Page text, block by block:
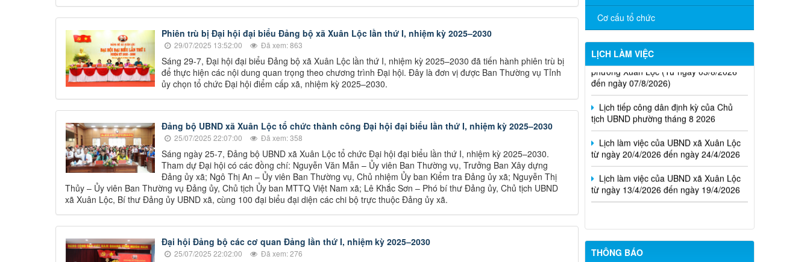
Phiên trù bị Đại hội đại biểu Đảng bộ xã Xuân Lộc lần thứ I, nhiệm kỳ 2025–2030
29/07/2025 13:52:00 Đã xem: 863
Sáng 29-7, Đại hội đại biểu Đảng bộ xã Xuân Lộc lần thứ I, nhiệm kỳ 2025–2030 đã tiến hành phiên trù bị
để thực hiện các nội dung quan trọng theo chương trình Đại hội. Đây là đơn vị được Ban Thường vụ Tỉnh
ủy chọn tổ chức Đại hội điểm cấp xã, nhiệm kỳ 2025–2030.
Đảng bộ UBND xã Xuân Lộc tổ chức thành công Đại hội đại biểu lần thứ I, nhiệm kỳ 2025–2030
25/07/2025 22:07:00 Đã xem: 358
Sáng ngày 25-7, Đảng bộ UBND xã Xuân Lộc tổ chức Đại hội đại biểu lần thứ I, nhiệm kỳ 2025–2030.
Tham dự Đại hội có các đồng chí: Nguyễn Văn Mẫn – Ủy viên Ban Thường vụ, Trưởng Ban Xây dựng
Đảng ủy xã; Ngô Thị An – Ủy viên Ban Thường vụ, Chủ nhiệm Ủy ban Kiểm tra Đảng ủy xã; Nguyễn Thị
Thủy – Ủy viên Ban Thường vụ Đảng ủy, Chủ tịch Ủy ban MTTQ Việt Nam xã; Lê Khắc Sơn – Phó bí thư Đảng ủy, Chủ tịch UBND
xã Xuân Lộc, Bí thư Đảng ủy UBND xã, cùng 100 đại biểu đại diện các chi bộ trực thuộc Đảng ủy xã.
Đại hội Đảng bộ các cơ quan Đảng lần thứ I, nhiệm kỳ 2025–2030
25/07/2025 22:02:00 Đã xem: 276
Cơ cấu tổ chức
LỊCH LÀM VIỆC
Thông báo Lịch làm việc của UBND
phường Xuân Lộc (Từ ngày 03/8/2026
đến ngày 07/8/2026)
Lịch tiếp công dân định kỳ của Chủ
tịch UBND phường tháng 8 2026
Lịch làm việc của UBND xã Xuân Lộc
từ ngày 20/4/2026 đến ngày 24/4/2026
Lịch làm việc của UBND xã Xuân Lộc
từ ngày 13/4/2026 đến ngày 19/4/2026
THÔNG BÁO
năm 2026.